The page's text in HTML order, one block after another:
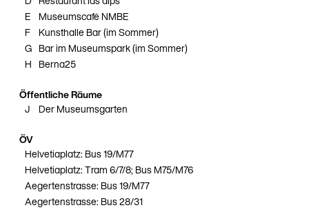
E
Museumscafé NMBE
F
Kunsthalle Bar (im Sommer)
G Bar im Museumspark (im Sommer)
H Berna25
Öffentliche Räume
J
Der Museumsgarten
ÖV
Helvetiaplatz: Bus 19/M77
Helvetiaplatz: Tram 6/7/8; Bus M75/M76
Aegertenstrasse: Bus 19/M77
Aegertenstrasse: Bus 28/31